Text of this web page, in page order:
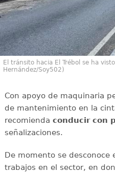
El tránsito hacia El Trébol se ha
Hernández/Soy502)
Con apoyo de maquinaria
de mantenimiento en la
recomienda conducir con
señalizaciones.
De momento se
trabajos en el sector, en